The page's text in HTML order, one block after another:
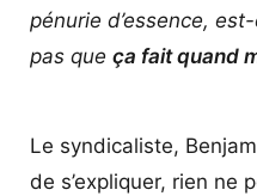
pénurie d’essence,
pas que ça fait quand
Le syndicaliste,
de s’expliquer, rien ne